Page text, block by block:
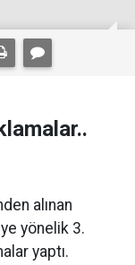
alınan
yönelik 3.
yaptı.